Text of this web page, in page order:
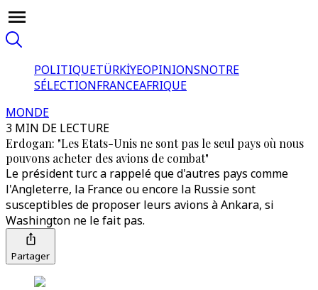
POLITIQUETÜRKİYEOPINIONSNOTRE
SÉLECTIONFRANCEAFRIQUE
MONDE
3 MIN DE LECTURE
Erdogan: "Les Etats-Unis ne sont pas le seul pays où nous
pouvons acheter des avions de combat"
Le président turc a rappelé que d'autres pays comme
l'Angleterre, la France ou encore la Russie sont
susceptibles de proposer leurs avions à Ankara, si
Washington ne le fait pas.
Partager